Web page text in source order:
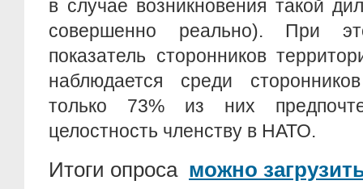
в случае возникновения такой
совершенно реально). При
показатель сторонников
наблюдается среди
только 73% из них
целостность членству в НАТО.
Итоги опроса можно